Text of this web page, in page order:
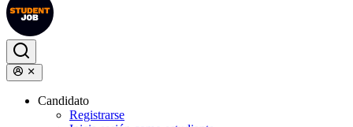
Candidato
Registrarse